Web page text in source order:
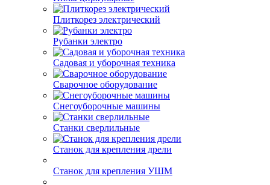
Пилы циркулярные
Плиткорез электрический
Рубанки электро
Садовая и уборочная техника
Сварочное оборудование
Снегоуборочные машины
Станки сверлильные
Станок для крепления дрели